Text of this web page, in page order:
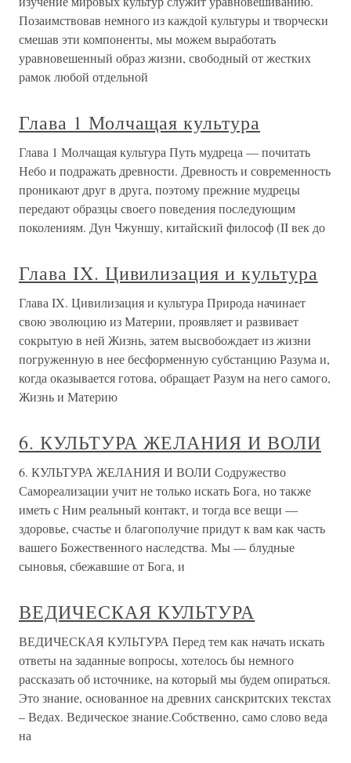
Позаимствовав немного из каждой культуры и творчески
смешав эти компоненты, мы можем выработать
уравновешенный образ жизни, свободный от жестких
рамок любой отдельной
Глава 1 Молчащая культура
Глава 1 Молчащая культура Путь мудреца — почитать
Небо и подражать древности. Древность и современность
проникают друг в друга, поэтому прежние мудрецы
передают образцы своего поведения последующим
поколениям. Дун Чжуншу, китайский философ (II век до
Глава IX. Цивилизация и культура
Глава IX. Цивилизация и культура Природа начинает
свою эволюцию из Материи, проявляет и развивает
сокрытую в ней Жизнь, затем высвобождает из жизни
погруженную в нее бесформенную субстанцию Разума и,
когда оказывается готова, обращает Разум на него самого,
Жизнь и Материю
6. КУЛЬТУРА ЖЕЛАНИЯ И ВОЛИ
6. КУЛЬТУРА ЖЕЛАНИЯ И ВОЛИ Содружество
Самореализации учит не только искать Бога, но также
иметь с Ним реальный контакт, и тогда все вещи —
здоровье, счастье и благополучие придут к вам как часть
вашего Божественного наследства. Мы — блудные
сыновья, сбежавшие от Бога, и
ВЕДИЧЕСКАЯ КУЛЬТУРА
ВЕДИЧЕСКАЯ КУЛЬТУРА Перед тем как начать искать
ответы на заданные вопросы, хотелось бы немного
рассказать об источнике, на который мы будем опираться.
Это знание, основанное на древних санскритских текстах
– Ведах. Ведическое знание.Собственно, само слово веда
на